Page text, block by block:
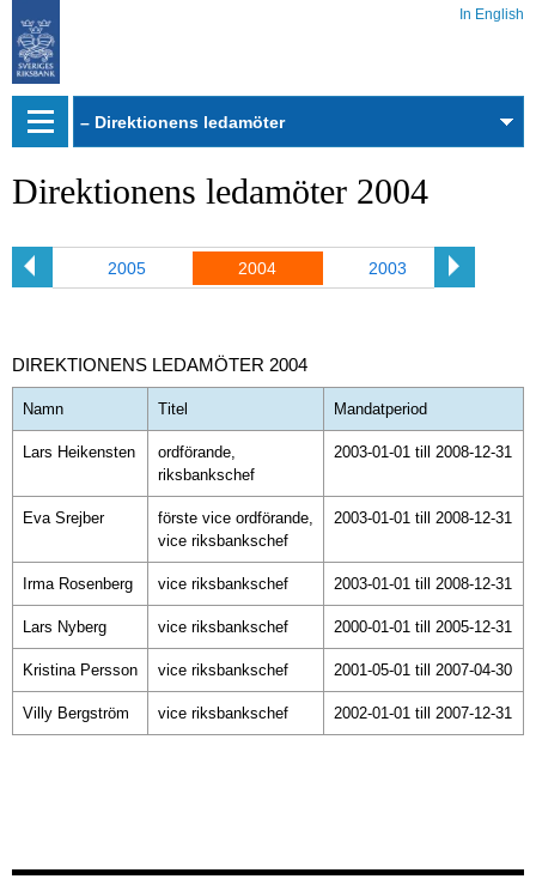
In English
Webbarkiv
Direktionens ledamöter 2004
2005 2004 2003
DIREKTIONENS LEDAMÖTER 2004
Namn Titel Mandatperiod
Lars Heikensten
ordförande,
riksbankschef
2003-01-01 till 2008-12-31
Eva Srejber
förste vice ordförande,
vice riksbankschef
2003-01-01 till 2008-12-31
Irma Rosenberg vice riksbankschef 2003-01-01 till 2008-12-31
Lars Nyberg vice riksbankschef 2000-01-01 till 2005-12-31
Kristina Persson vice riksbankschef 2001-05-01 till 2007-04-30
Villy Bergström vice riksbankschef 2002-01-01 till 2007-12-31